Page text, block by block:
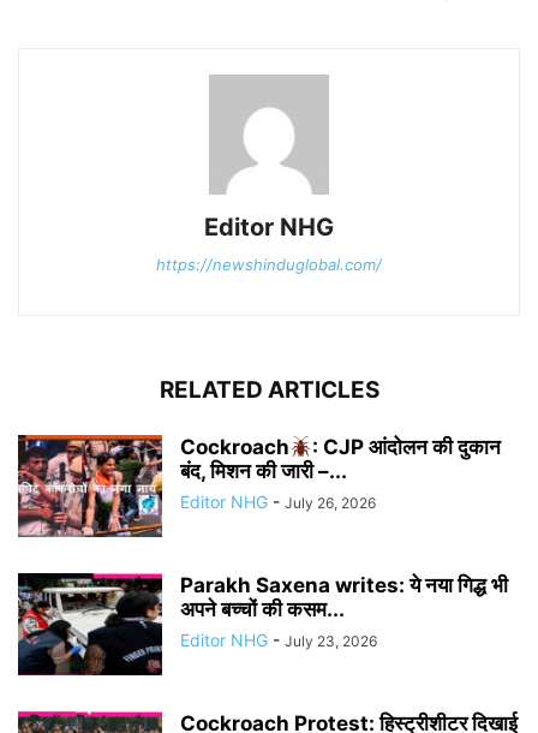
Editor NHG
https://newshinduglobal.com/
RELATED ARTICLES
Cockroach
: CJP आंदोलन की दुकान
बंद, मिशन की जारी –...
Editor NHG - July 26, 2026
Parakh Saxena writes: ये नया गिद्ध भी
अपने बच्चों की कसम...
Editor NHG - July 23, 2026
Cockroach Protest: हिस्ट्रीशीटर दिखाई